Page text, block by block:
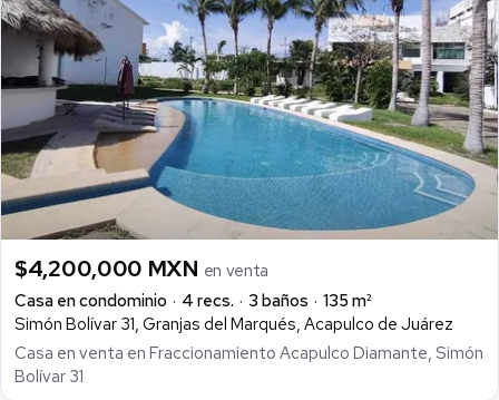
$4,200,000 MXN en venta
Casa en condominio
4 recs. 3 baños
135 m²
Simón Bolívar 31, Granjas del Marqués, Acapulco de Juárez
Casa en venta en Fraccionamiento Acapulco Diamante, Simón
Bolívar 31